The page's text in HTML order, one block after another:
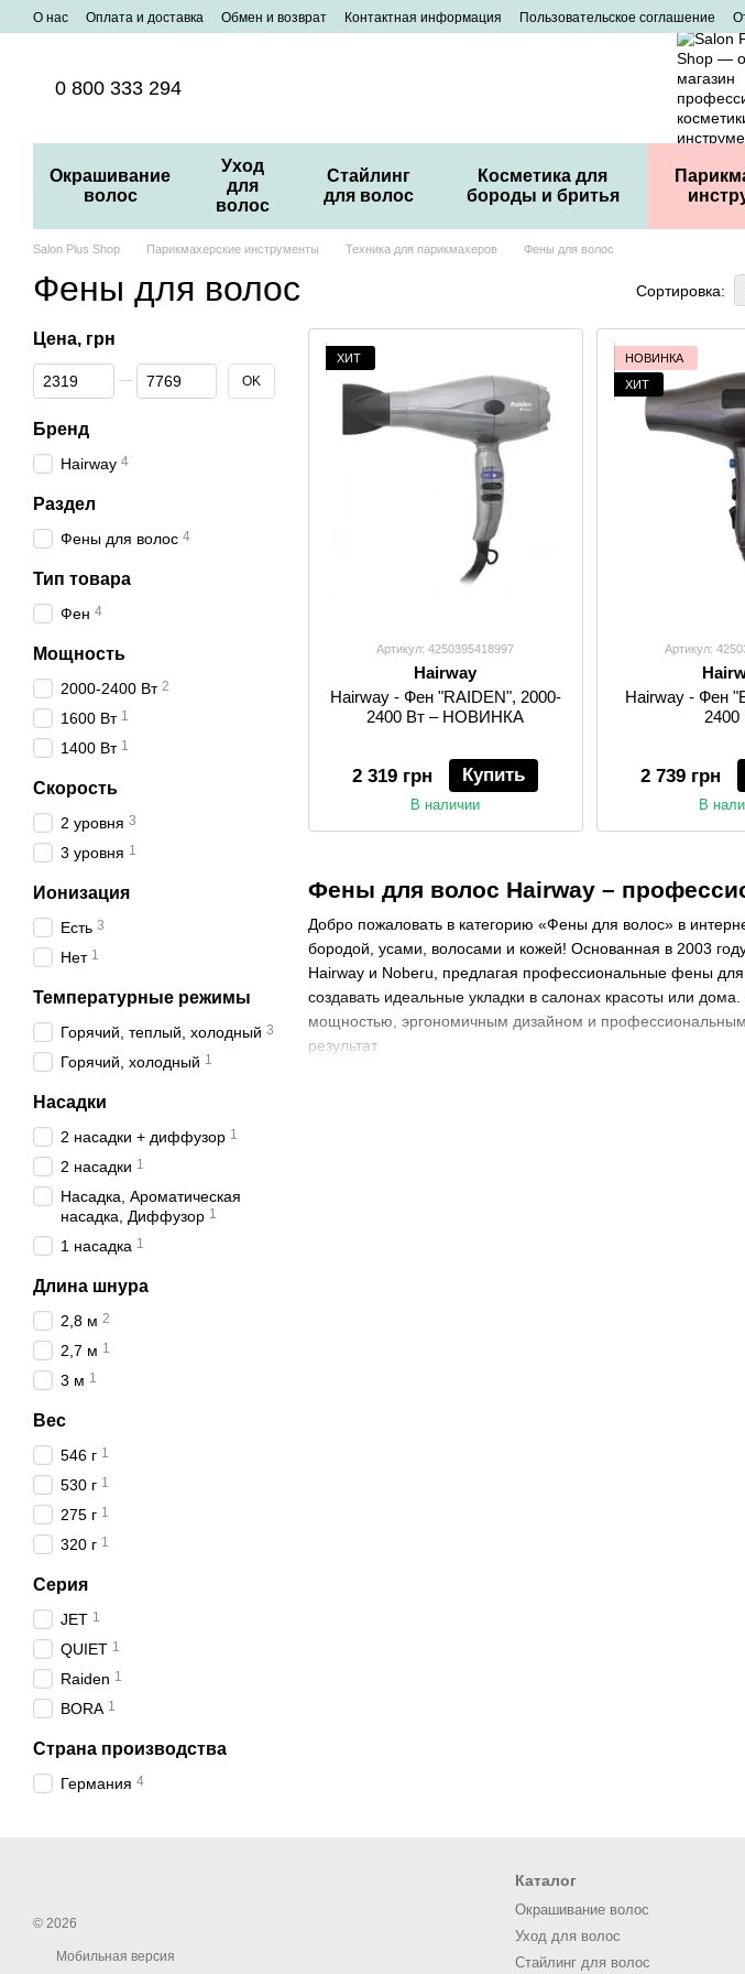
Перейти к основному контенту
О нас Оплата и доставка Обмен и возврат Контактная информация Пользовательское соглашение
0 800 333 294
Окрашивание
волос
Уход
для
волос
Стайлинг
для волос
Косметика для
бороды и бритья
Salon Plus Shop Парикмахерские инструменты Техника для парикмахеров Фены для волос
Фены для волос Сортировка:
Фены для волос Hairway –
Добро пожаловать в категорию «Фены для волос» в
бородой, усами, волосами и кожей! Основанная в 2003
Hairway и Noberu, предлагая профессиональные фены для
создавать идеальные укладки в салонах красоты или
мощностью, эргономичным дизайном и
результат.
: Выберите режим, используйте
4. Дополнение к стайлингу
Для комплексного ухода и стайлинга рекомендуем
ХИТ
Артикул: 4250395418997
Hairway
Hairway - Фен "RAIDEN", ​​2000-
2400 Вт – НОВИНКА
2 319 грн Купить
В наличии
НОВИНКА
ХИТ
Артикул:
Hairway - Фен
2400
2 739 грн
В
Цена, грн
От Цена, грн
До Цена, грн OK
Бренд
Hairway 4
Раздел
Фены для волос 4
Тип товара
Фен 4
Мощность
2000-2400 Вт 2
1600 Вт 1
1400 Вт 1
Скорость
2 уровня 3
3 уровня 1
Ионизация
Есть 3
Нет 1
Температурные режимы
Горячий, теплый, холодный 3
Горячий, холодный 1
Насадки
2 насадки + диффузор 1
2 насадки 1
Насадка, Ароматическая
насадка, Диффузор 1
1 насадка 1
Длина шнура
2,8 м 2
2,7 м 1
3 м 1
Вес
546 г 1
530 г 1
275 г 1
320 г 1
Серия
JET 1
QUIET 1
Raiden 1
BORA 1
Страна производства
Германия 4
© 2026
Мобильная версия
Каталог
Окрашивание волос
Уход для волос
Стайлинг для волос